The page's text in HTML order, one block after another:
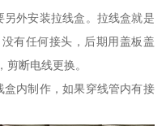
另外安装拉线盒。拉线盒就是
有任何接头，后期用盖板盖
断电线更换。
内制作，如果穿线管内有接